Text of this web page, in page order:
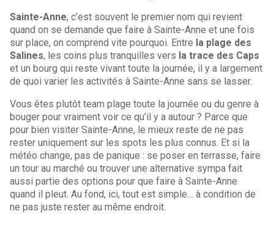
Sainte-Anne, c’est souvent le premier nom qui revient
quand on se demande que faire à Sainte-Anne et une fois
sur place, on comprend vite pourquoi. Entre la plage des
Salines, les coins plus tranquilles vers la trace des Caps
et un bourg qui reste vivant toute la journée, il y a largement
de quoi varier les activités à Sainte-Anne sans se lasser.
Vous êtes plutôt team plage toute la journée ou du genre à
bouger pour vraiment voir ce qu’il y a autour ? Parce que
pour bien visiter Sainte-Anne, le mieux reste de ne pas
rester uniquement sur les spots les plus connus. Et si la
météo change, pas de panique : se poser en terrasse, faire
un tour au marché ou trouver une alternative sympa fait
aussi partie des options pour que faire à Sainte-Anne
quand il pleut. Au fond, ici, tout est simple… à condition de
ne pas juste rester au même endroit.